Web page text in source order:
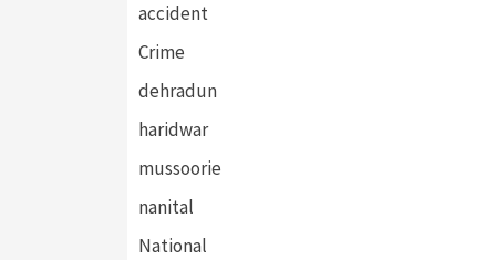
accident
Crime
dehradun
haridwar
mussoorie
nanital
National